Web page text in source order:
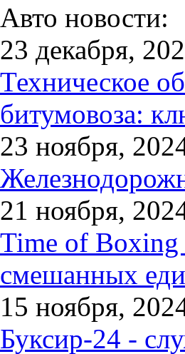
Авто новости:
23 декабря,
Техническое
битумовоза:
23 ноября,
21 ноября,
Time of Boxing
смешанных
15 ноября,
Буксир-24 -